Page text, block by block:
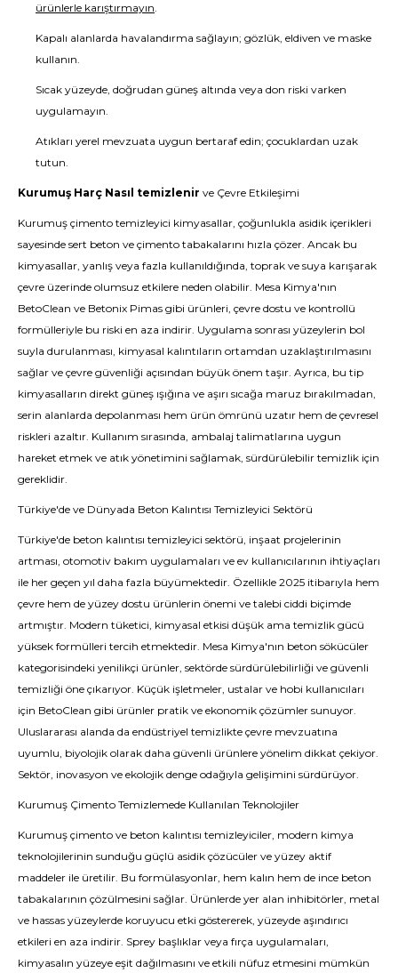
ürünlerle karıştırmayın.
Kapalı alanlarda havalandırma sağlayın; gözlük, eldiven ve maske
kullanın.
Sıcak yüzeyde, doğrudan güneş altında veya don riski varken
uygulamayın.
Atıkları yerel mevzuata uygun bertaraf edin; çocuklardan uzak
tutun.
Kurumuş Harç Nasıl temizlenir ve Çevre Etkileşimi
Kurumuş çimento temizleyici kimyasallar, çoğunlukla asidik içerikleri
sayesinde sert beton ve çimento tabakalarını hızla çözer. Ancak bu
kimyasallar, yanlış veya fazla kullanıldığında, toprak ve suya karışarak
çevre üzerinde olumsuz etkilere neden olabilir. Mesa Kimya'nın
BetoClean ve Betonix Pimas gibi ürünleri, çevre dostu ve kontrollü
formülleriyle bu riski en aza indirir. Uygulama sonrası yüzeylerin bol
suyla durulanması, kimyasal kalıntıların ortamdan uzaklaştırılmasını
sağlar ve çevre güvenliği açısından büyük önem taşır. Ayrıca, bu tip
kimyasalların direkt güneş ışığına ve aşırı sıcağa maruz bırakılmadan,
serin alanlarda depolanması hem ürün ömrünü uzatır hem de çevresel
riskleri azaltır. Kullanım sırasında, ambalaj talimatlarına uygun
hareket etmek ve atık yönetimini sağlamak, sürdürülebilir temizlik için
gereklidir.
Türkiye'de ve Dünyada Beton Kalıntısı Temizleyici Sektörü
Türkiye'de beton kalıntısı temizleyici sektörü, inşaat projelerinin
artması, otomotiv bakım uygulamaları ve ev kullanıcılarının ihtiyaçları
ile her geçen yıl daha fazla büyümektedir. Özellikle 2025 itibarıyla hem
çevre hem de yüzey dostu ürünlerin önemi ve talebi ciddi biçimde
artmıştır. Modern tüketici, kimyasal etkisi düşük ama temizlik gücü
yüksek formülleri tercih etmektedir. Mesa Kimya'nın beton sökücüler
kategorisindeki yenilikçi ürünler, sektörde sürdürülebilirliği ve güvenli
temizliği öne çıkarıyor. Küçük işletmeler, ustalar ve hobi kullanıcıları
için BetoClean gibi ürünler pratik ve ekonomik çözümler sunuyor.
Uluslararası alanda da endüstriyel temizlikte çevre mevzuatına
uyumlu, biyolojik olarak daha güvenli ürünlere yönelim dikkat çekiyor.
Sektör, inovasyon ve ekolojik denge odağıyla gelişimini sürdürüyor.
Kurumuş Çimento Temizlemede Kullanılan Teknolojiler
Kurumuş çimento ve beton kalıntısı temizleyiciler, modern kimya
teknolojilerinin sunduğu güçlü asidik çözücüler ve yüzey aktif
maddeler ile üretilir. Bu formülasyonlar, hem kalın hem de ince beton
tabakalarının çözülmesini sağlar. Ürünlerde yer alan inhibitörler, metal
ve hassas yüzeylerde koruyucu etki göstererek, yüzeyde aşındırıcı
etkileri en aza indirir. Sprey başlıklar veya fırça uygulamaları,
kimyasalın yüzeye eşit dağılmasını ve etkili nüfuz etmesini mümkün